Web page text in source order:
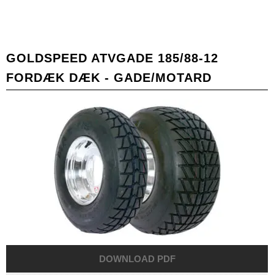
GOLDSPEED ATVGADE 185/88-12
FORDÆK DÆK - GADE/MOTARD